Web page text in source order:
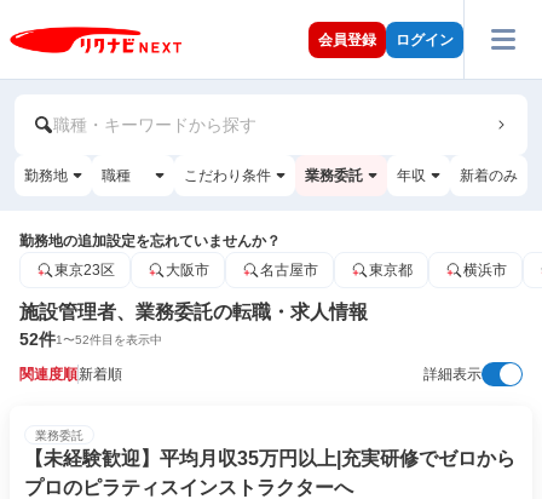
会員登録 ログイン
職種・キーワードから探す
勤務地 職種 こだわり条件 業務委託 年収 新着のみ
勤務地の追加設定を忘れていませんか？
東京23区
大阪市 名古屋市 東京都 横浜市
施設管理者、業務委託の転職・求人情報
52件1〜52件目を表示中
関連度順新着順 詳細表示
業務委託
【未経験歓迎】平均月収35万円以上|充実研修でゼロから
プロのピラティスインストラクターへ